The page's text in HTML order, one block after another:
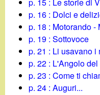
p. 16 : Dolci e
p. 18 : Motorando -
p. 19 : Sottovoce
p. 21 : Li usavano i
p. 22 : L'Angolo
p. 23 : Come ti
p. 24 : Auguri...